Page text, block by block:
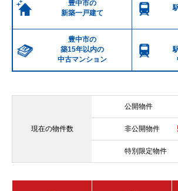
豊中市の
新築一戸建て
豊中市の
築15年以内の
中古マンション
現在の物件数
公開物件
非公開物件
特別限定物件